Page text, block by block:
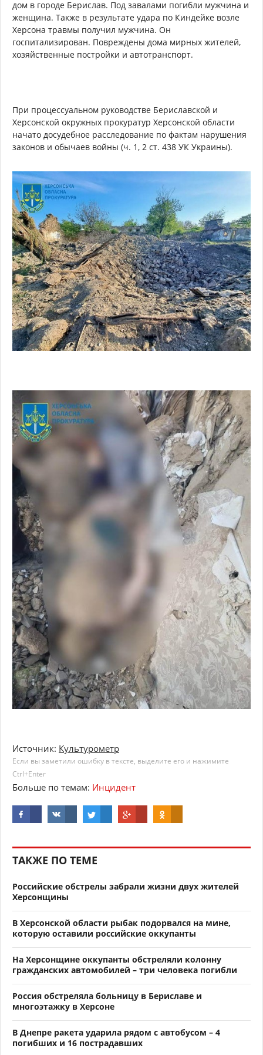
дом в городе Берислав. Под завалами погибли мужчина и
женщина. Также в результате удара по Киндейке возле
Херсона травмы получил мужчина. Он
госпитализирован. Повреждены дома мирных жителей,
хозяйственные постройки и автотранспорт.
При процессуальном руководстве Бериславской и
Херсонской окружных прокуратур Херсонской области
начато досудебное расследование по фактам нарушения
законов и обычаев войны (ч. 1, 2 ст. 438 УК Украины).
Источник: Культурометр
Если вы заметили ошибку в тексте, выделите его и нажимите
Ctrl+Enter
Больше по темам: Инцидент
ТАКЖЕ ПО ТЕМЕ
Российские обстрелы забрали жизни двух жителей
Херсонщины
В Херсонской области рыбак подорвался на мине,
которую оставили российские оккупанты
На Херсонщине оккупанты обстреляли колонну
гражданских автомобилей – три человека погибли
Россия обстреляла больницу в Бериславе и
многоэтажку в Херсоне
В Днепре ракета ударила рядом с автобусом – 4
погибших и 16 пострадавших